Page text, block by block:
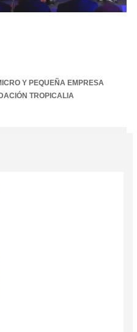
Y PEQUEÑA EMPRESA
TROPICALIA